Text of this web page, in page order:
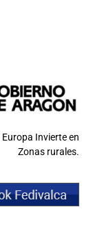
Europa Invierte en
Zonas rurales.